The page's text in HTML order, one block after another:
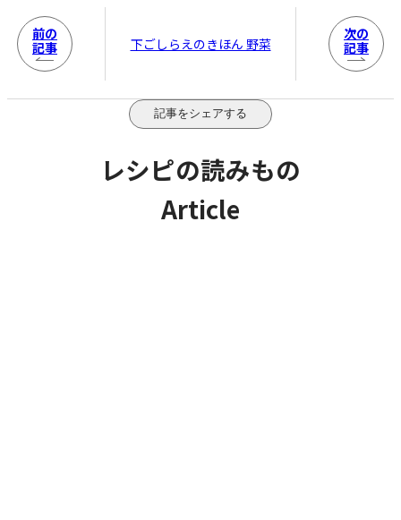
前の
記事
下ごしらえのきほん 野菜
次の
記事
記事をシェアする
レシピの読みもの
Article